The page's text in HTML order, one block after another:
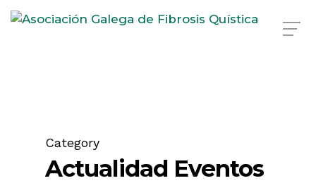
Category
Actualidad Eventos